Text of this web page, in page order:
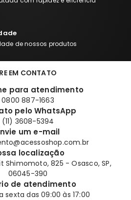
de nossos produtos
EM CONTATO
para atendimento
0800 887-1663
pelo WhatsApp
(11) 3608-5394
um e-mail
localização
Shimomoto, 825 - Osasco, SP,
06045-390
de atendimento
sexta das 09:00 às 17:00